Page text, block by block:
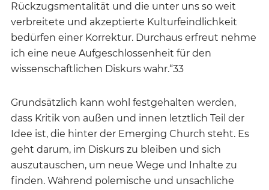
Rückzugsmentalität und die unter uns so weit
verbreitete und akzeptierte Kulturfeindlichkeit
bedürfen einer Korrektur. Durchaus erfreut nehme
ich eine neue Aufgeschlossenheit für den
wissenschaftlichen Diskurs wahr.“33
Grundsätzlich kann wohl festgehalten werden,
dass Kritik von außen und innen letztlich Teil der
Idee ist, die hinter der Emerging Church steht. Es
geht darum, im Diskurs zu bleiben und sich
auszutauschen, um neue Wege und Inhalte zu
finden. Während polemische und unsachliche